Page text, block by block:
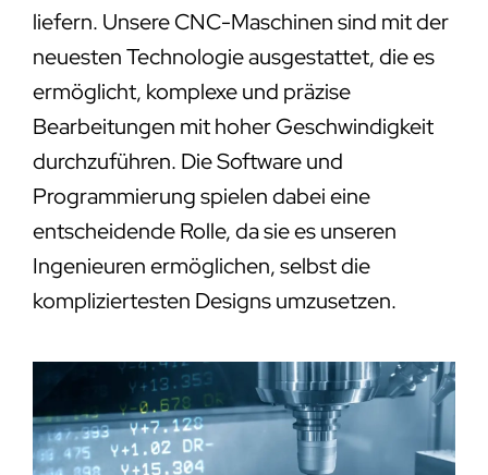
liefern. Unsere CNC-Maschinen sind mit der
neuesten Technologie ausgestattet, die es
ermöglicht, komplexe und präzise
Bearbeitungen mit hoher Geschwindigkeit
durchzuführen. Die Software und
Programmierung spielen dabei eine
entscheidende Rolle, da sie es unseren
Ingenieuren ermöglichen, selbst die
kompliziertesten Designs umzusetzen.